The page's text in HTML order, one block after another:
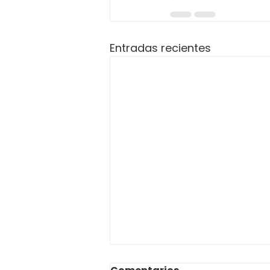
Entradas recientes
AVISO QUE COMUNICA